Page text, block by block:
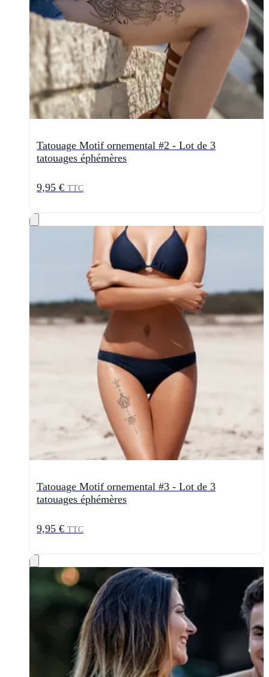
Tatouage Motif ornemental #2 - Lot de 3
tatouages éphémères
9,95 € TTC
Tatouage Motif ornemental #3 - Lot de 3
tatouages éphémères
9,95 € TTC